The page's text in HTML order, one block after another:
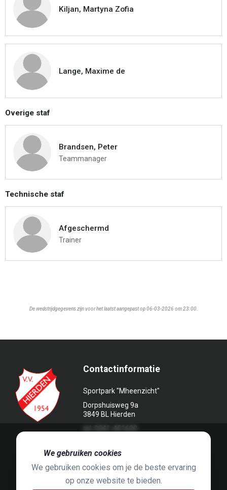
Kiljan, Martyna Zofia
Lange, Maxime de
Overige staf
Brandsen, Peter
Teammanager
Technische staf
Afgeschermd
Trainer
De wedstrijdgegevens zijn voor het laatst aangepast op 06-03-2026 om 23:00.
Contactinformatie
Sportpark "Mheenzicht"
Dorpshuisweg 9a
3849 BL Hierden
We gebruiken cookies
We gebruiken cookies om je de beste ervaring
op onze website te bieden.